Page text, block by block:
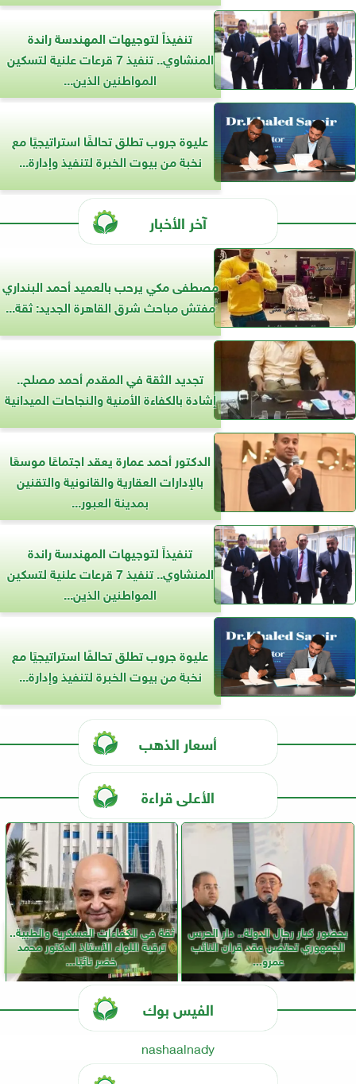
تنفيذاً لتوجيهات المهندسة راندة
المنشاوي.. تنفيذ 7 قرعات علنية لتسكين
المواطنين الذين...
عليوة جروب تطلق تحالفًا استراتيجيًا مع
نخبة من بيوت الخبرة لتنفيذ وإدارة...
آخر الأخبار
مصطفى مكي يرحب بالعميد أحمد البنداري
مفتش مباحث شرق القاهرة الجديد: ثقة...
تجديد الثقة في المقدم أحمد مصلح..
إشادة بالكفاءة الأمنية والنجاحات الميدانية
الدكتور أحمد عمارة يعقد اجتماعًا موسعًا
بالإدارات العقارية والقانونية والتقنين
بمدينة العبور...
تنفيذاً لتوجيهات المهندسة راندة
المنشاوي.. تنفيذ 7 قرعات علنية لتسكين
المواطنين الذين...
عليوة جروب تطلق تحالفًا استراتيجيًا مع
نخبة من بيوت الخبرة لتنفيذ وإدارة...
أسعار الذهب
الأعلى قراءة
بحضور كبار رجال الدولة.. دار الحرس
الجمهوري تحتضن عقد قران النائب
عمرو...
ثقة في الكفاءات العسكرية والطبية..
ترقية اللواء الأستاذ الدكتور محمد
خضر نائبًا...
الفيس بوك
nashaalnady